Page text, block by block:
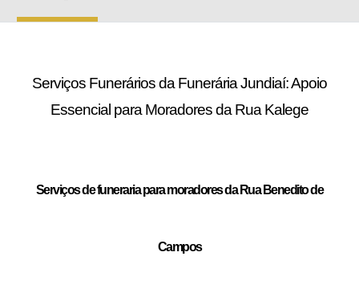
Serviços Funerários da Funerária Jundiaí: Apoio
Essencial para Moradores da Rua Kalege
Serviços de funeraria para moradores da Rua Benedito de
Campos